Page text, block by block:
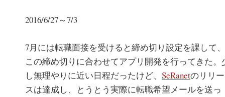
2016/6/27～7/3
7月には転職面接を受けると締め切り設定を課して、
この締め切りに合わせてアプリ開発を行ってきた。
し無理やりに近い日程だったけど、 SeRanetのリリー
スは達成し、とうとう実際に転職希望メールを送っ